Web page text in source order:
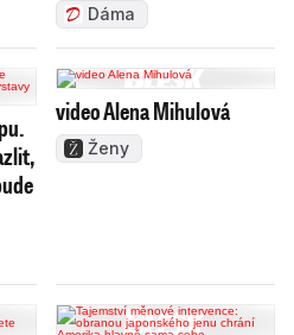
Dáma
video Alena Mihulová
Ženy